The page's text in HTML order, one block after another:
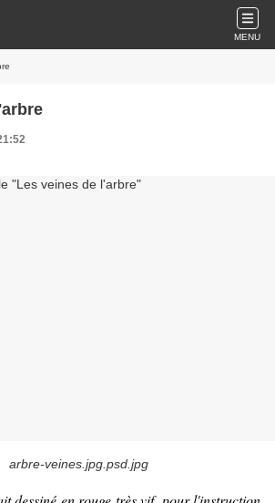
MENU